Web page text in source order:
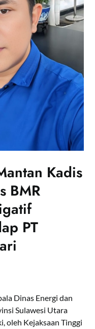
Kadis
BMR
PT
Dinas Energi dan
Sulawesi Utara
oleh Kejaksaan Tinggi